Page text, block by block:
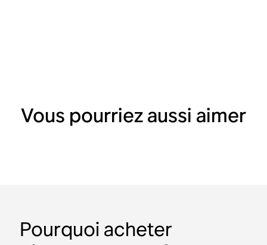
Vous pourriez aussi aimer
Pourquoi acheter